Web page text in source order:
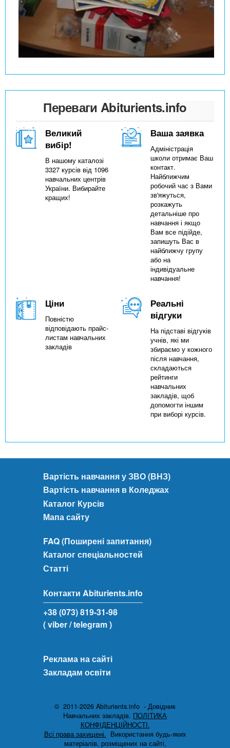
Переваги Abiturients.info
Великий
вибір!
В нашому каталозі
3327 курсів від 1096
навчальних центрів
України. Вибирайте
кращих!
Ваша заявка
Адміністрація
школи отримає Ваш
контакт.
Найближчим
робочий час з Вами
зв'яжуться,
розкажуть
детальніше про
навчання і якщо
Вам все підійде,
запишуть Вас в
найближчу групу
або на
індивідуальне
навчання!
Ціни
Повністю
відповідають прайс-
листам навчальних
закладів
Реальні
відгуки
На підставі відгуків
учнів, які ми
збираємо у кожного
після навчання,
складаються
рейтинги
навчальних
закладів, щоб
допомогти іншим
при виборі курсів.
Вартість навчання у ЗВО (ВНЗ)
Вартість навчання в Коледжах
Каталог Курсів
Мапа сайту
FAQ (Поширені запитання)
Каталог спеціальностей
Статті
Контакти Abiturients.info
+38 (073) 819-31-98
( viber/ telegram )
Реклама на сайті
Закладам освіти
© 2011-2026 Abiturients.info - Довідник
Навчальних закладів. ПОЛІТИКА
КОНФІДЕНЦІЙНОСТІ.
Всі права захищені. Використання будь-яких
матеріалів, розміщених на сайті,